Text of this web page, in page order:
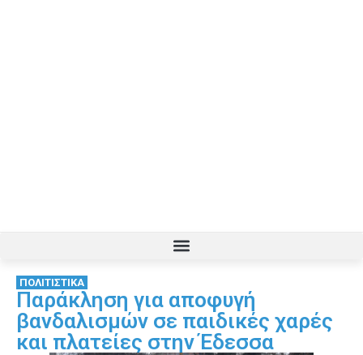
ΠΟΛΙΤΙΣΤΙΚΑ
Παράκληση για αποφυγή
βανδαλισμών σε παιδικές χαρές
και πλατείες στην Έδεσσα